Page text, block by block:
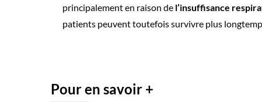
principalement en raison de l’insuffisance
patients peuvent toutefois survivre plus
Pour en savoir +